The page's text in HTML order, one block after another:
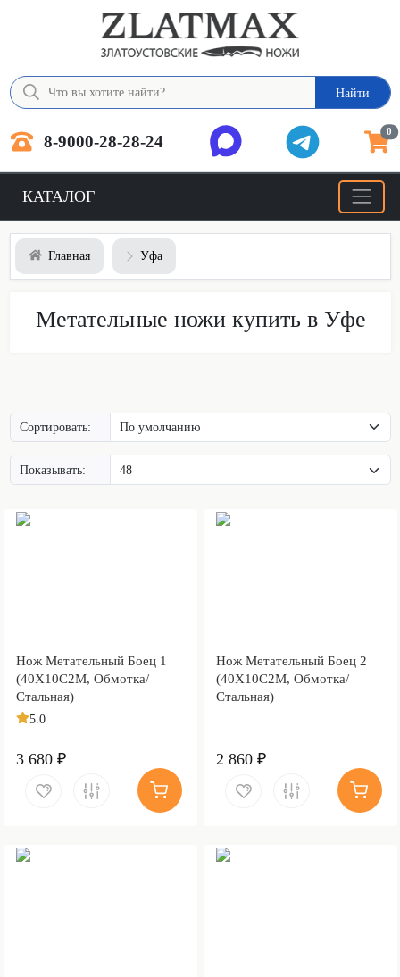
Найти
8-9000-28-28-24 0
КАТАЛОГ
Главная Уфа
Метательные ножи купить в Уфе
Сортировать:
Показывать:
Нож Метательный Боец 1
(40Х10С2М, Обмотка/
Стальная)
5.0
3 680 ₽
Нож Метательный Боец 2
(40Х10С2М, Обмотка/
Стальная)
2 860 ₽